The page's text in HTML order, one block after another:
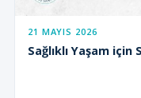
21 MAYIS 2026
Sağlıklı Yaşam için